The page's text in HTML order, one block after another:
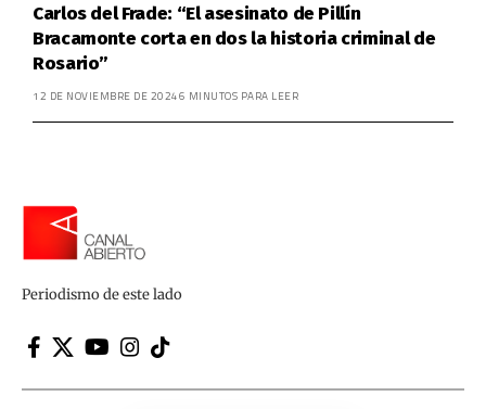
Carlos del Frade: “El asesinato de Pillín
Bracamonte corta en dos la historia criminal de
Rosario”
12 DE NOVIEMBRE DE 20246 MINUTOS PARA LEER
Periodismo de este lado